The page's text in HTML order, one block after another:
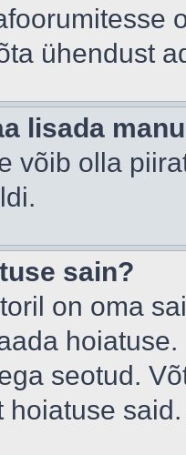
ühendust
lisada
võib olla
sain?
on oma
seotud.
hoiatuse said.